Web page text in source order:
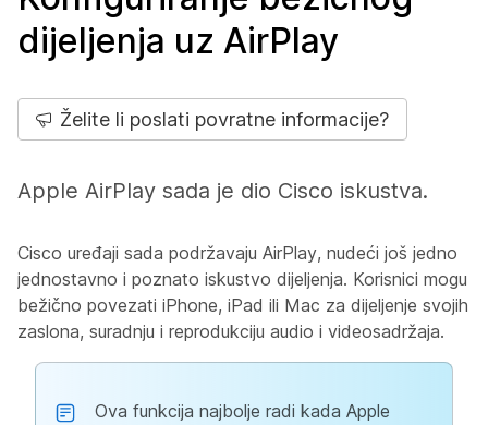
dijeljenja uz AirPlay
Želite li poslati povratne informacije?
Apple AirPlay sada je dio Cisco iskustva.
Cisco uređaji sada podržavaju AirPlay, nudeći još jedno
jednostavno i poznato iskustvo dijeljenja. Korisnici mogu
bežično povezati iPhone, iPad ili Mac za dijeljenje svojih
zaslona, suradnju i reprodukciju audio i videosadržaja.
Ova funkcija najbolje radi kada Apple